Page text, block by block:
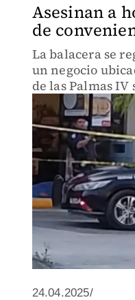
Asesinan a
de
La balacera se
un negocio
de las Palmas IV
24.04.2025/